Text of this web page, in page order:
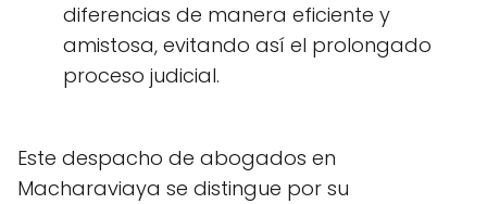
diferencias de manera eficiente y
amistosa, evitando así el prolongado
proceso judicial.
Este despacho de abogados en
Macharaviaya se distingue por su